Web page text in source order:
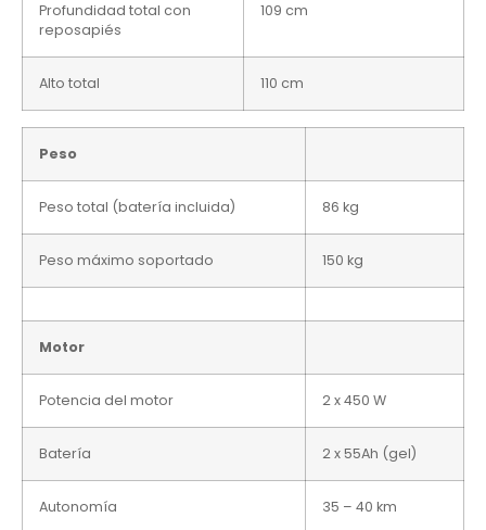
Profundidad total con
reposapiés
109 cm
Alto total 110 cm
Peso
Peso total (batería incluida) 86 kg
Peso máximo soportado 150 kg
Motor
Potencia del motor 2 x 450 W
Batería 2 x 55Ah (gel)
Autonomía 35 – 40 km